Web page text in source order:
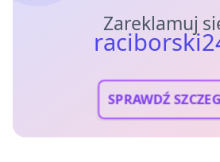
Zareklamuj
SPRAWDŹ